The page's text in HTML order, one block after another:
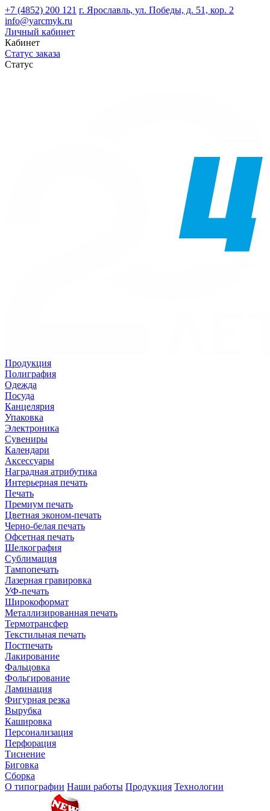
+7 (4852) 200 121 г. Ярославль, ул. Победы, д. 51, кор. 2
info@yarcmyk.ru
Личный кабинет
Кабинет
Статус заказа
Статус
Продукция
Полиграфия
Одежда
Посуда
Канцелярия
Упаковка
Электроника
Сувениры
Календари
Аксессуары
Наградная атрибутика
Интерьерная печать
Печать
Премиум печать
Цветная эконом-печать
Черно-белая печать
Офсетная печать
Шелкография
Сублимация
Тампопечать
Лазерная гравировка
УФ-печать
Широкоформат
Металлизированная печать
Термотрансфер
Текстильная печать
Постпечать
Лакирование
Фальцовка
Фольгирование
Ламинация
Фигурная резка
Вырубка
Кашировка
Персонализация
Перфорация
Тиснение
Биговка
Сборка
О типографии Наши работы Продукция Технологии